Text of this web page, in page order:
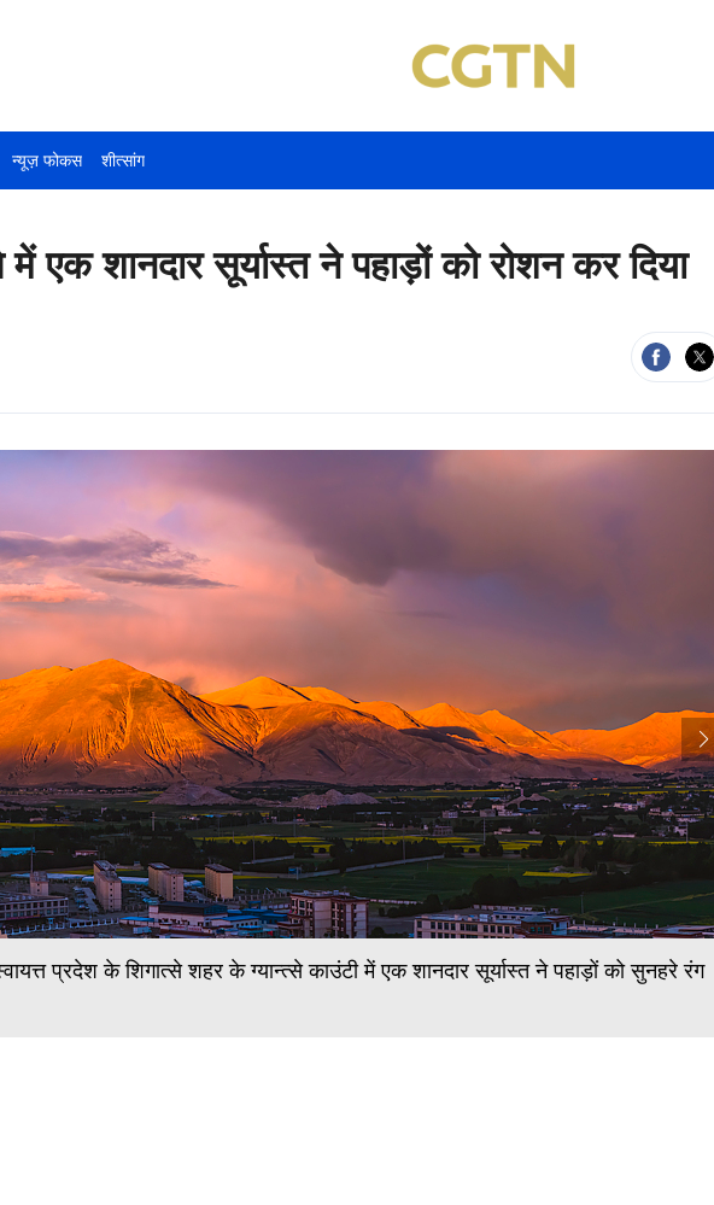
न्यूज़ फोकस शीत्सांग
में एक शानदार सूर्यास्त ने पहाड़ों को रोशन कर दिया